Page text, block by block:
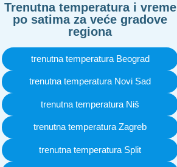
Trenutna temperatura i vreme
po satima za veće gradove
regiona
trenutna temperatura Beograd
trenutna temperatura Novi Sad
trenutna temperatura Niš
trenutna temperatura Zagreb
trenutna temperatura Split